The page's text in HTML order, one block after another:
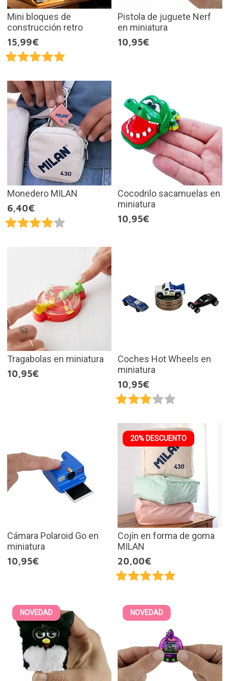
Mini bloques de
construcción retro
15,99€
Pistola de juguete Nerf
en miniatura
10,95€
Monedero MILAN
6,40€
Cocodrilo sacamuelas en
miniatura
10,95€
Tragabolas en miniatura
10,95€
Coches Hot Wheels en
miniatura
10,95€
Cámara Polaroid Go en
miniatura
10,95€
20% DESCUENTO
Cojín en forma de goma
MILAN
20,00€
NOVEDAD NOVEDAD